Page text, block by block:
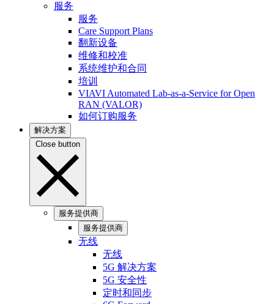
服务
服务
Care Support Plans
翻新设备
维修和校准
系统维护和合同
培训
VIAVI Automated Lab-as-a-Service for Open
RAN (VALOR)
如何订购服务
解决方案
Close button
服务提供商
服务提供商
无线
无线
5G 解决方案
5G 安全性
定时和同步